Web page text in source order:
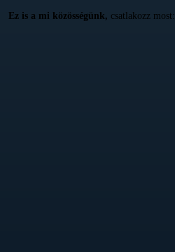
Ez is a mi közösségünk, csatlakozz most: